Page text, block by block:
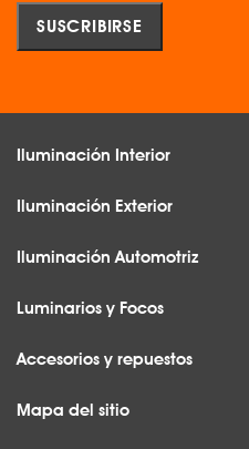
Iluminación Interior
Iluminación Exterior
Iluminación Automotriz
Luminarios y Focos
Accesorios y repuestos
Mapa del sitio